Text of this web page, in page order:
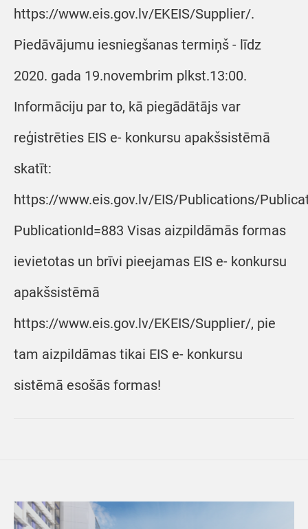
https://www.eis.gov.lv/EKEIS/Supplier/.
Piedāvājumu iesniegšanas termiņš - līdz
2020. gada 19.novembrim plkst.13:00.
Informāciju par to, kā piegādātājs var
reģistrēties EIS e- konkursu apakšsistēmā
skatīt:
https://www.eis.gov.lv/EIS/Publications/
PublicationId=883 Visas aizpildāmās formas
ievietotas un brīvi pieejamas EIS e- konkursu
apakšsistēmā
https://www.eis.gov.lv/EKEIS/Supplier/, pie
tam aizpildāmas tikai EIS e- konkursu
sistēmā esošās formas!